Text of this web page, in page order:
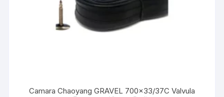
Camara Chaoyang GRAVEL 700×33/37C Valvula